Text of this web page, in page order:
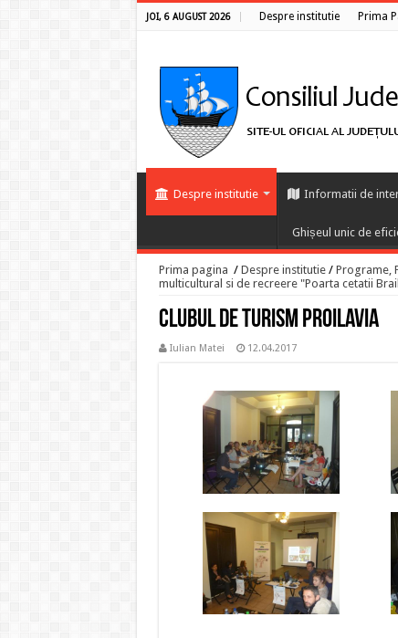
JOI, 6 AUGUST 2026 Despre institutie Prima
Despre institutie Informatii de
Ghișeul unic de
Prima pagina / Despre institutie / Programe,
multicultural si de recreere "Poarta cetatii
Clubul de turism PROILAVIA
Iulian Matei 12.04.2017